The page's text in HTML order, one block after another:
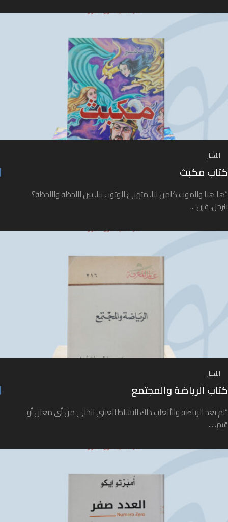
الأخبار
كتاب مكبث
“ها هنا والموت كامن لنا، متهيئ للوثوب بنا، بين اللحظة واللحظة؟
لنرحل، فإن ...
الأخبار
كتاب الرياضة والمجتمع
“لم تعد الرياضة والألعاب ذلك النشاط العبثي الخالي من أي معان أو
قيم، ...